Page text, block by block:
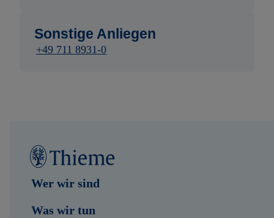
Sonstige Anliegen
+49 711 8931-0
Wer wir sind
Was wir tun